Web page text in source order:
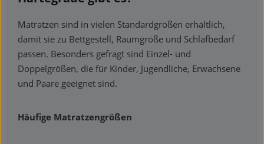
Matratzen sind in vielen Standardgrößen erhältlich,
damit sie zu Bettgestell, Raumgröße und Schlafbedarf
passen. Besonders gefragt sind Einzel- und
Doppelgrößen, die für Kinder, Jugendliche, Erwachsene
und Paare geeignet sind.
Häufige Matratzengrößen